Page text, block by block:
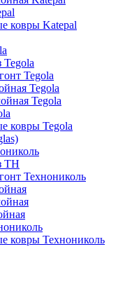
ковры Katepal
Tegola
Tegola
Tegola
Tegola
ковры Tegola
ТН
Технониколь
ковры Технониколь